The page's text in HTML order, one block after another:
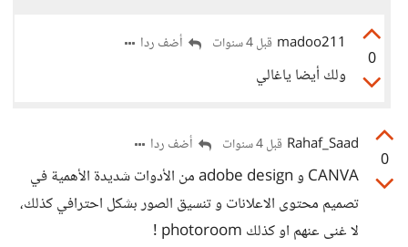
0
madoo211 قبل 4 سنوات أضف ردا
ولك أيضا ياغالي
0
Rahaf_Saad قبل 4 سنوات أضف ردا
CANVA و adobe design من الأدوات شديدة الأهمية في
تصميم محتوى الاعلانات و تنسيق الصور بشكل احترافي كذلك،
لا غنى عنهم او كذلك photoroom !